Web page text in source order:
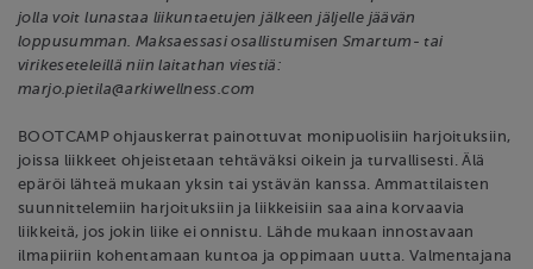
jolla voit lunastaa liikuntaetujen jälkeen jäljelle jäävän
loppusumman. Maksaessasi osallistumisen Smartum- tai
virikeseteleillä niin laitathan viestiä:
marjo.pietila@arkiwellness.com
BOOTCAMP ohjauskerrat painottuvat monipuolisiin harjoituksiin,
joissa liikkeet ohjeistetaan tehtäväksi oikein ja turvallisesti. Älä
epäröi lähteä mukaan yksin tai ystävän kanssa. Ammattilaisten
suunnittelemiin harjoituksiin ja liikkeisiin saa aina korvaavia
liikkeitä, jos jokin liike ei onnistu. Lähde mukaan innostavaan
ilmapiiriin kohentamaan kuntoa ja oppimaan uutta. Valmentajana